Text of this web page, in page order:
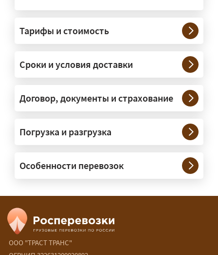
— На тралах и низкорамниках —
платформах, рассчитанных на
крупногабаритную технику и
конструкции. Транспорт подбираем
под конкретные размеры и вес груза.
сопровождение?
организуем. Потребность в машинах
прикрытия зависит от габаритов
груза и маршрута; это определяется
Сколько стоит перевозка
негабарита?
Тарифы и стоимость
Сроки и условия доставки
Договор, документы и страхование
Погрузка и разгрузка
Особенности перевозок
ООО "ТРАСТ ТРАНС"